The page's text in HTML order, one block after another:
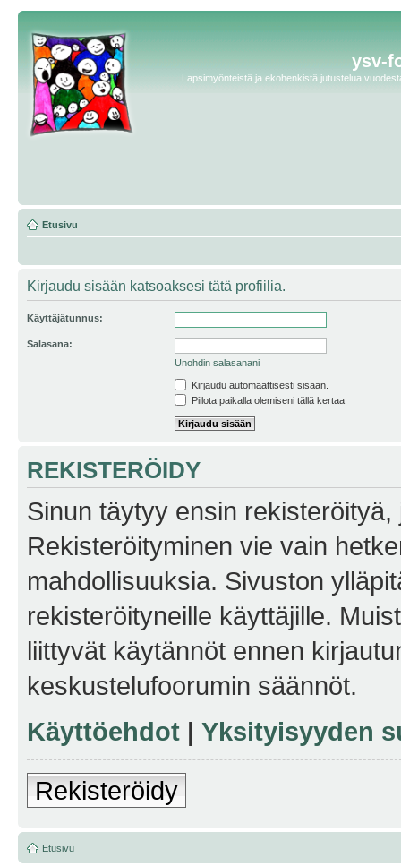
ysv-
Lapsimyönteistä ja ekohenkistä jutustelua
Etusivu
Kirjaudu sisään katsoaksesi tätä profiilia.
Käyttäjätunnus:
Salasana:
Unohdin salasanani
Kirjaudu automaattisesti sisään.
Piilota paikalla olemiseni tällä kertaa
REKISTERÖIDY
Sinun täytyy ensin
Rekisteröityminen vie vain
mahdollisuuksia. Sivuston
rekisteröityneille käyttäjille.
liittyvät käytännöt ennen
keskustelufoorumin säännöt.
Käyttöehdot | Yksityisyyden
Rekisteröidy
Etusivu